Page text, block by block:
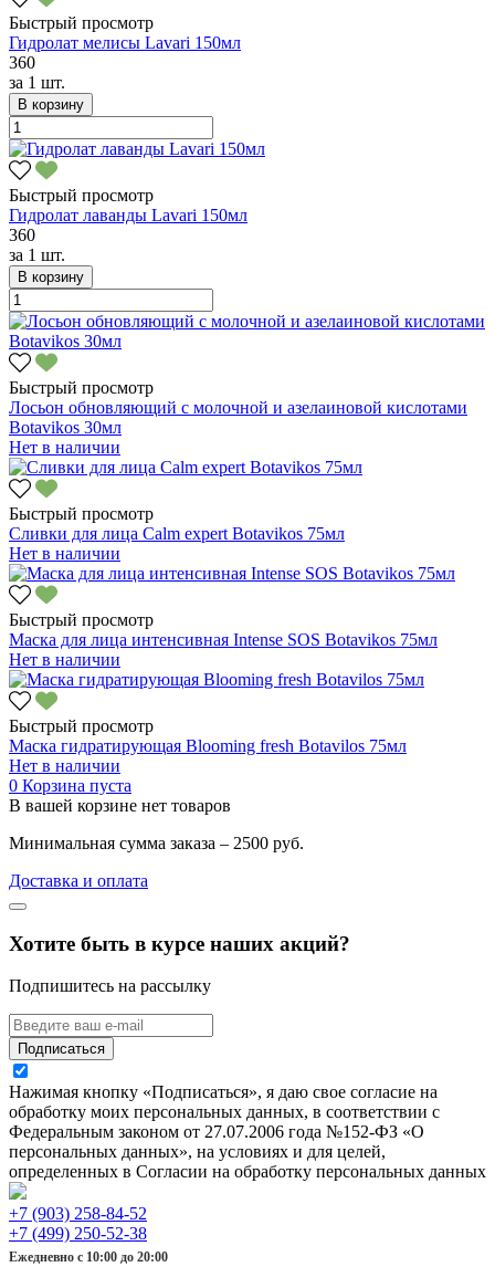
Быстрый просмотр
Гидролат мелисы Lavari 150мл
360
за 1 шт.
В корзину
Быстрый просмотр
Гидролат лаванды Lavari 150мл
360
за 1 шт.
В корзину
Быстрый просмотр
Лосьон обновляющий с молочной и азелаиновой кислотами
Botavikos 30мл
Нет в наличии
Быстрый просмотр
Сливки для лица Calm expert Botavikos 75мл
Нет в наличии
Быстрый просмотр
Маска для лица интенсивная Intense SOS Botavikos 75мл
Нет в наличии
Быстрый просмотр
Маска гидратирующая Blooming fresh Botavilos 75мл
Нет в наличии
0 Корзина пуста
В вашей корзине нет товаров
Минимальная сумма заказа – 2500 руб.
Доставка и оплата
Хотите быть в курсе наших акций?
Подпишитесь на рассылку
Подписаться
Нажимая кнопку «Подписаться», я даю свое согласие на
обработку моих персональных данных, в соответствии с
Федеральным законом от 27.07.2006 года №152-ФЗ «О
персональных данных», на условиях и для целей,
определенных в Согласии на обработку персональных данных
+7 (903) 258-84-52
+7 (499) 250-52-38
Ежедневно с 10:00 до 20:00